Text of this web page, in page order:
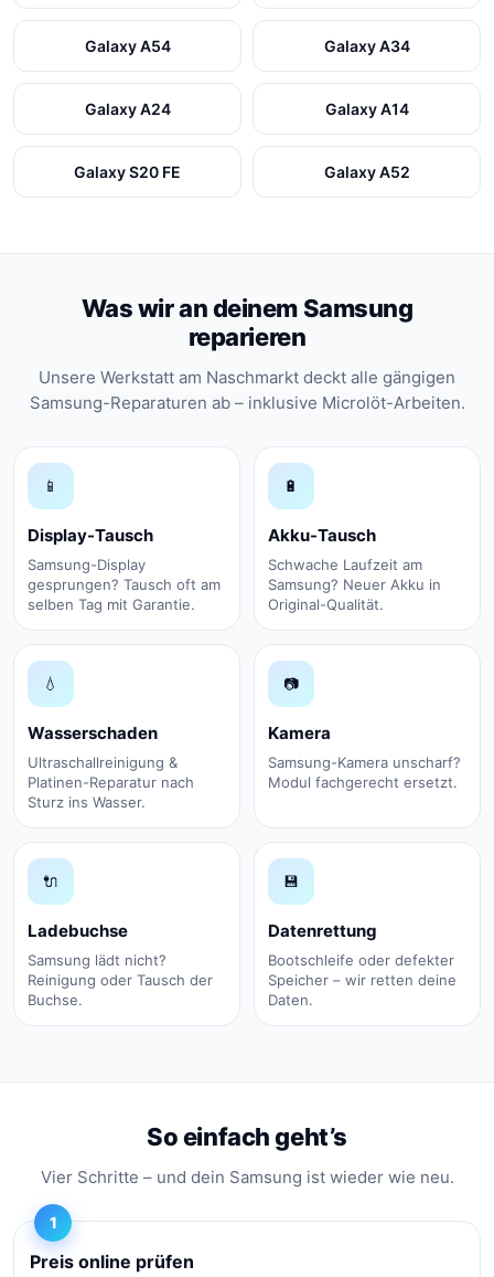
Galaxy A54 Galaxy A34
Galaxy A24 Galaxy A14
Galaxy S20 FE Galaxy A52
Was wir an deinem Samsung
reparieren
Unsere Werkstatt am Naschmarkt deckt alle gängigen
Samsung-Reparaturen ab – inklusive Microlöt-Arbeiten.
📱
Display-Tausch
Samsung-Display
gesprungen? Tausch oft am
selben Tag mit Garantie.
🔋
Akku-Tausch
Schwache Laufzeit am
Samsung? Neuer Akku in
Original-Qualität.
💧
Wasserschaden
Ultraschallreinigung &
Platinen-Reparatur nach
Sturz ins Wasser.
📷
Kamera
Samsung-Kamera unscharf?
Modul fachgerecht ersetzt.
🔌
Ladebuchse
Samsung lädt nicht?
Reinigung oder Tausch der
Buchse.
💾
Datenrettung
Bootschleife oder defekter
Speicher – wir retten deine
Daten.
So einfach geht’s
Vier Schritte – und dein Samsung ist wieder wie neu.
1
Preis online prüfen